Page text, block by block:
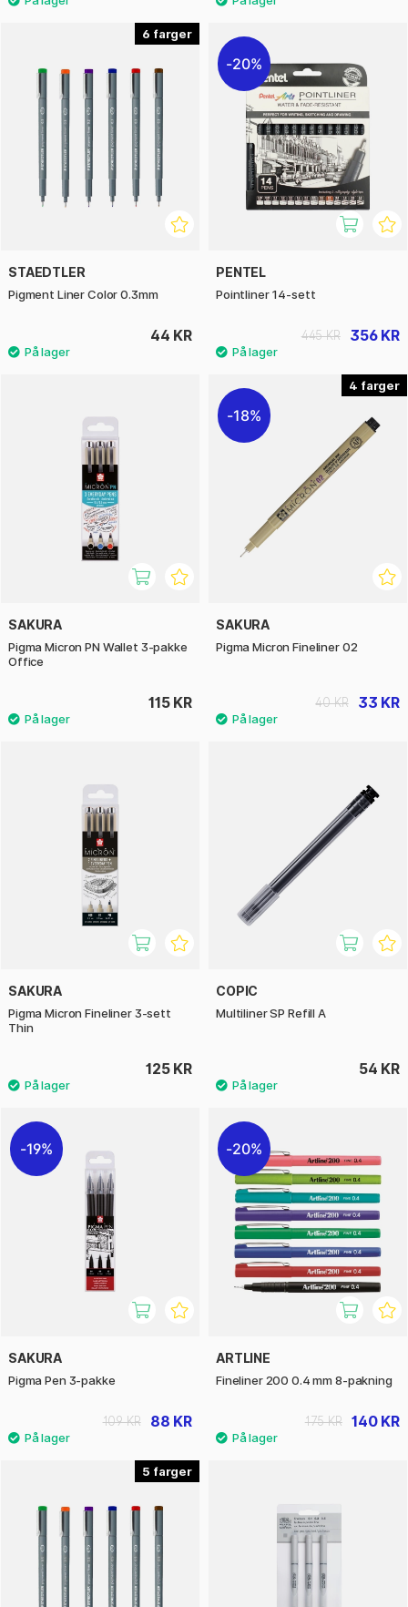
6
STAEDTLER
Pigment Liner Color 0.3mm
44 KR
20%
PENTEL
Pointliner 14-sett
356 KR
445 KR
SAKURA
Pigma Micron PN Wallet 3-pakke
Office
115 KR
4
18%
SAKURA
Pigma Micron Fineliner 02
33 KR
40 KR
SAKURA
Pigma Micron Fineliner 3-sett
Thin
125 KR
COPIC
Multiliner SP Refill A
54 KR
19%
SAKURA
Pigma Pen 3-pakke
88 KR
109 KR
20%
ARTLINE
Fineliner 200 0.4 mm 8-pakning
140 KR
175 KR
5